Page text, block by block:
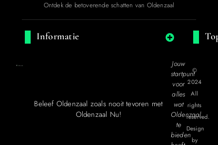
Ontdek de betoverende schatten van Oldenzaal
Informatie
Beleef Oldenzaal zoals nooit tevoren met
Oldenzaal Nu!
Jouw
startpunt
voor
alles
wat
Oldenzaal
te
bieden
©
2024
All
rights
reserved.
Design
by